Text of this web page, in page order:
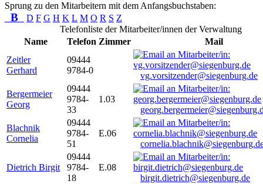
Sprung zu den Mitarbeitern mit dem Anfangsbuchstaben:
B D F G H K L M O R S Z
Telefonliste der Mitarbeiter/innen der Verwaltung
Name
Telefon Zimmer
Mail
Zeitler
Gerhard
09444
9784-0
vg.vorsitzender@siegenburg.de
Bergermeier
Georg
09444
9784-
33
1.03
Blachnik
Cornelia
09444
9784-
51
E.06
Dietrich Birgit
09444
9784-
18
E.08
birgit.dietrich@siegenburg.de